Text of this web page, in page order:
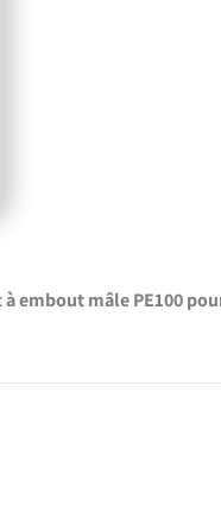
à embout mâle PE100